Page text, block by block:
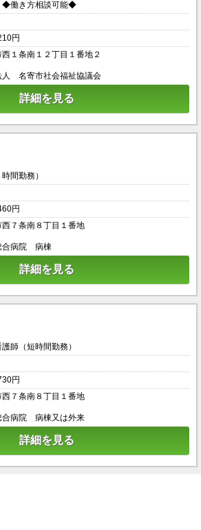
働き方相談可能◆
円
１条南１２丁目１番地２
名寄市社会福祉協議会
詳細を見る
間勤務）
円
７条南８丁目１番地
合病院 病棟
詳細を見る
師（短時間勤務）
円
７条南８丁目１番地
病院 病棟又は外来
詳細を見る